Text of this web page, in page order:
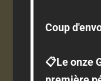
Coup
📋Le onze